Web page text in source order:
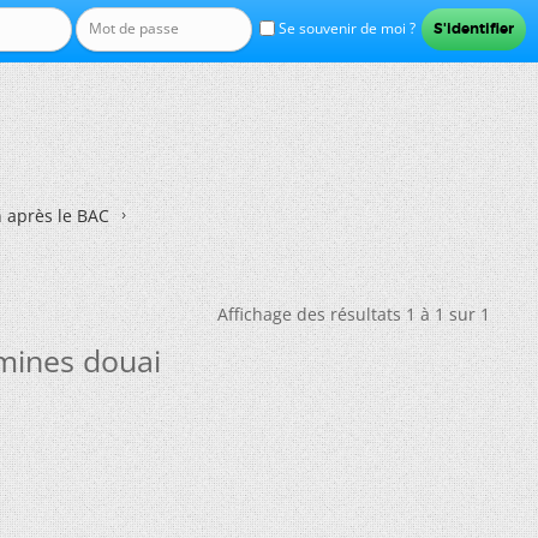
Se souvenir de moi ?
le BAC
Affichage des résultats 1 à 1 sur 1
douai